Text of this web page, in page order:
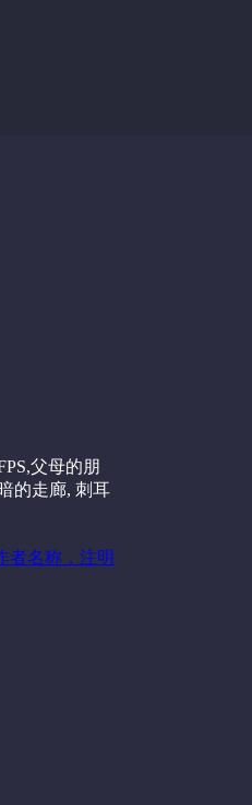
父母的朋
的走廊, 刺耳
者名称，注明